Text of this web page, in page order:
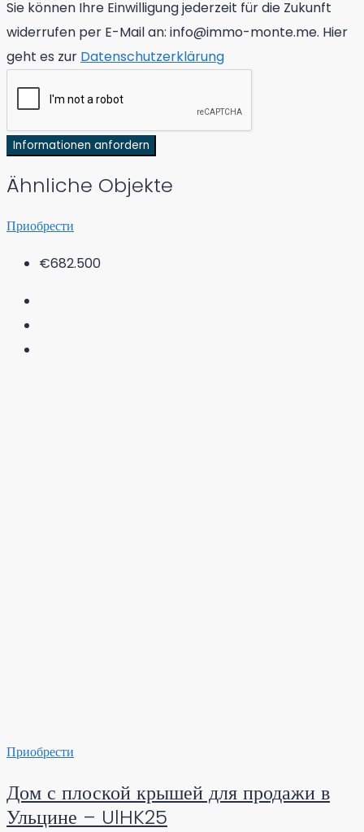
Sie können Ihre Einwilligung jederzeit für die Zukunft
widerrufen per E-Mail an: info@immo-monte.me. Hier
geht es zur Datenschutzerklärung
Informationen anfordern
Ähnliche Objekte
Приобрести
€682.500
Приобрести
Дом с плоской крышей для продажи в
Ульцине – UlHK25